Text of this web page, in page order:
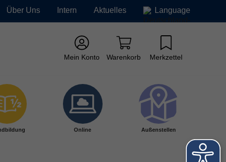
Über Uns Intern Aktuelles Language
Mein Konto Warenkorb Merkzettel
Online Außenstellen